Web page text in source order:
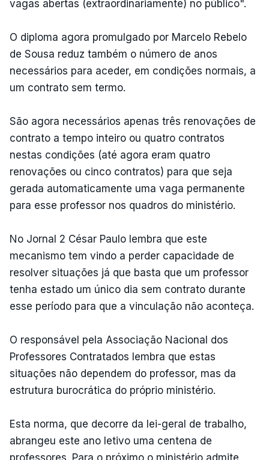
vagas abertas (extraordinariamente) no público".
O diploma agora promulgado por Marcelo Rebelo
de Sousa reduz também o número de anos
necessários para aceder, em condições normais, a
um contrato sem termo.
São agora necessários apenas três renovações de
contrato a tempo inteiro ou quatro contratos
nestas condições (até agora eram quatro
renovações ou cinco contratos) para que seja
gerada automaticamente uma vaga permanente
para esse professor nos quadros do ministério.
No Jornal 2 César Paulo lembra que este
mecanismo tem vindo a perder capacidade de
resolver situações já que basta que um professor
tenha estado um único dia sem contrato durante
esse período para que a vinculação não aconteça.
O responsável pela Associação Nacional dos
Professores Contratados lembra que estas
situações não dependem do professor, mas da
estrutura burocrática do próprio ministério.
Esta norma, que decorre da lei-geral de trabalho,
abrangeu este ano letivo uma centena de
professores. Para o próximo o ministério admite